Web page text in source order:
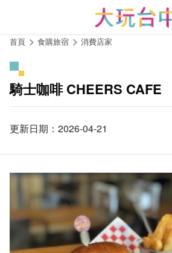
首頁 食購旅宿 消費店家
騎士咖啡 CHEERS CAFE
更新日期：2026-04-21